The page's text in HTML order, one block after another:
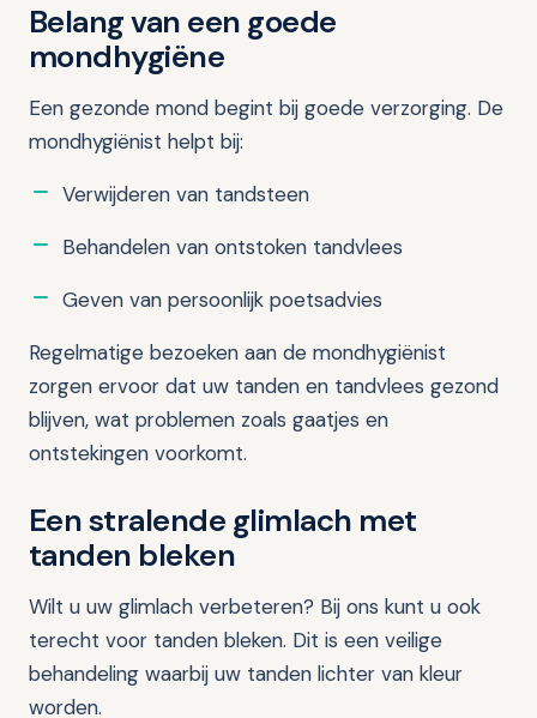
Belang van een goede
mondhygiëne
Een gezonde mond begint bij goede verzorging. De
mondhygiënist helpt bij:
Verwijderen van tandsteen
Behandelen van ontstoken tandvlees
Geven van persoonlijk poetsadvies
Regelmatige bezoeken aan de mondhygiënist
zorgen ervoor dat uw tanden en tandvlees gezond
blijven, wat problemen zoals gaatjes en
ontstekingen voorkomt.
Een stralende glimlach met
tanden bleken
Wilt u uw glimlach verbeteren? Bij ons kunt u ook
terecht voor tanden bleken. Dit is een veilige
behandeling waarbij uw tanden lichter van kleur
worden.